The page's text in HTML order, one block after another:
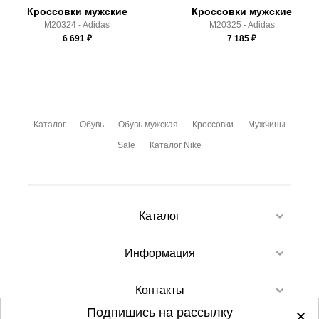
Кроссовки мужские
M20324 - Adidas
6 691₽
Кроссовки мужские
M20325 - Adidas
7 185 ₽
Каталог Обувь Обувь мужская Кроссовки Мужчины
Sale Каталог Nike
Каталог
Информация
Контакты
Подпишись на рассылку